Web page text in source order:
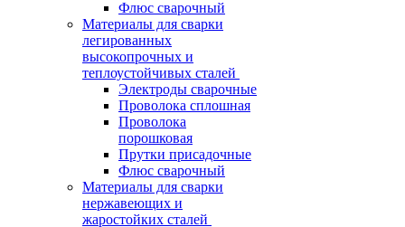
Флюс сварочный
Материалы для сварки
легированных
высокопрочных и
теплоустойчивых сталей
Электроды сварочные
Проволока сплошная
Проволока
порошковая
Прутки присадочные
Флюс сварочный
Материалы для сварки
нержавеющих и
жаростойких сталей